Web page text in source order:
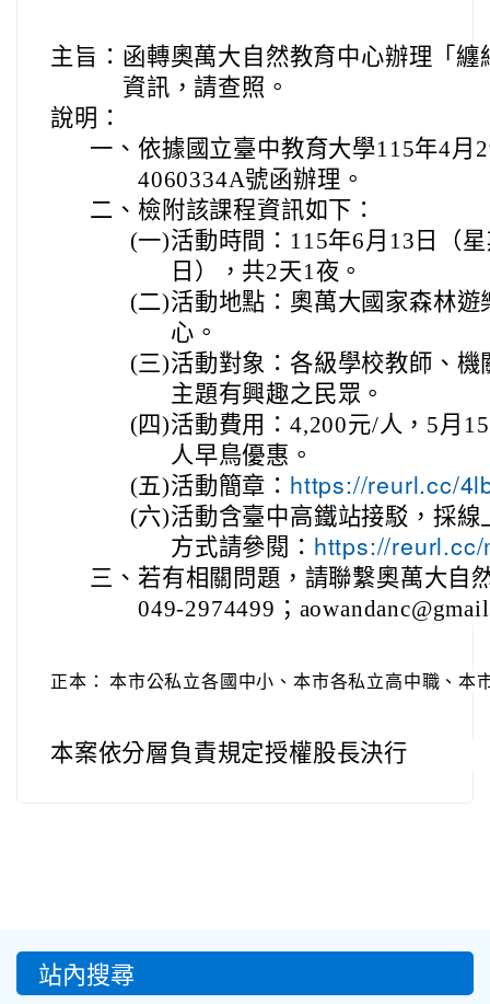
主旨： 函轉奧萬大自然教育中心辦理「
資訊，請查照。
說明：
一、 依據國立臺中教育大學115年4月
4060334A號函辦理。
二、 檢附該課程資訊如下：
(一)活動時間：115年6月13日（
日），共2天1夜。
(二)活動地點：奧萬大國家森林
心。
(三)活動對象：各級學校教師、
主題有興趣之民眾。
(四)活動費用：4,200元/人，5月
人早鳥優惠。
(五)活動簡章： https://reurl.cc/
(六)活動含臺中高鐵站接駁，採
方式請參閱： https://reurl.cc/
三、 若有相關問題，請聯繫奧萬大自
049-2974499；
正本： 本市公私立各國中小、本市各私立高中職、本
本案依分層負責規定授權股長決行
::: 站內搜尋